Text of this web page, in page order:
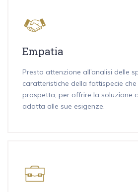
Empatia
Presto attenzione all’analisi delle
caratteristiche della fattispecie che
prospetta, per offrire la soluzione
adatta alle sue esigenze.